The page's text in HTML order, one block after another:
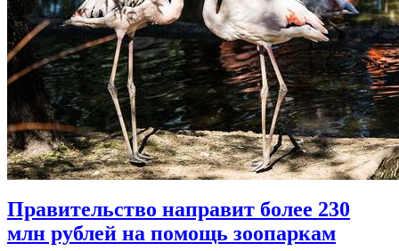
Правительство направит более 230
млн рублей на помощь зоопаркам